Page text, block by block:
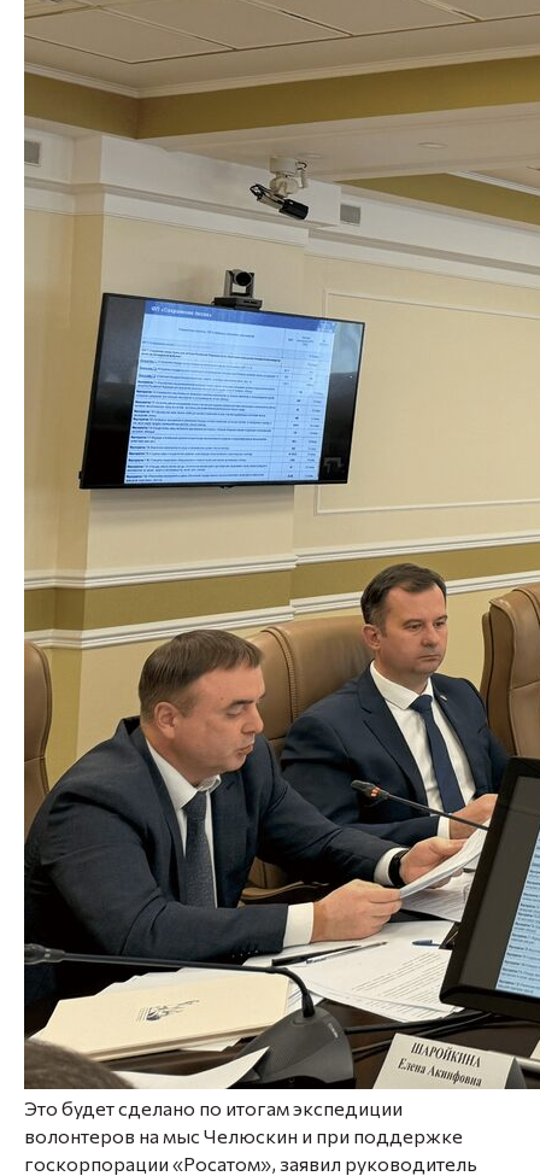
Это будет сделано по итогам экспедиции
волонтеров на мыс Челюскин и при поддержке
госкорпорации «Росатом», заявил руководитель